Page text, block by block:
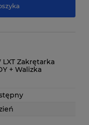
LXT Zakrętarka
+ Walizka